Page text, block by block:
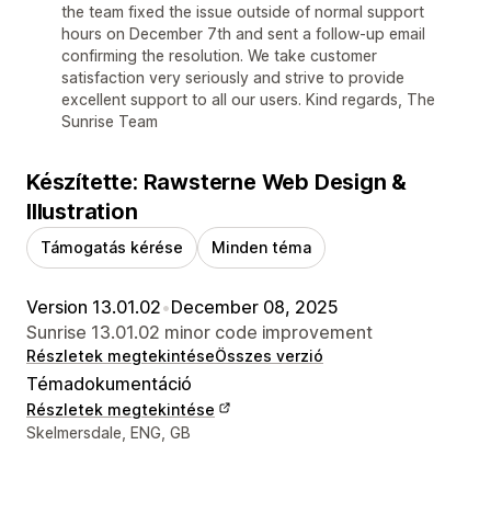
the team fixed the issue outside of normal support
hours on December 7th and sent a follow-up email
confirming the resolution. We take customer
satisfaction very seriously and strive to provide
excellent support to all our users. Kind regards, The
Sunrise Team
Készítette: Rawsterne Web Design &
Illustration
Támogatás kérése Minden téma
Version 13.01.02•December 08, 2025
Sunrise 13.01.02 minor code improvement
Részletek megtekintéseÖsszes verzió
Témadokumentáció
Részletek megtekintése
Dizájner kapcsolattartási adatai
Skelmersdale, ENG, GB